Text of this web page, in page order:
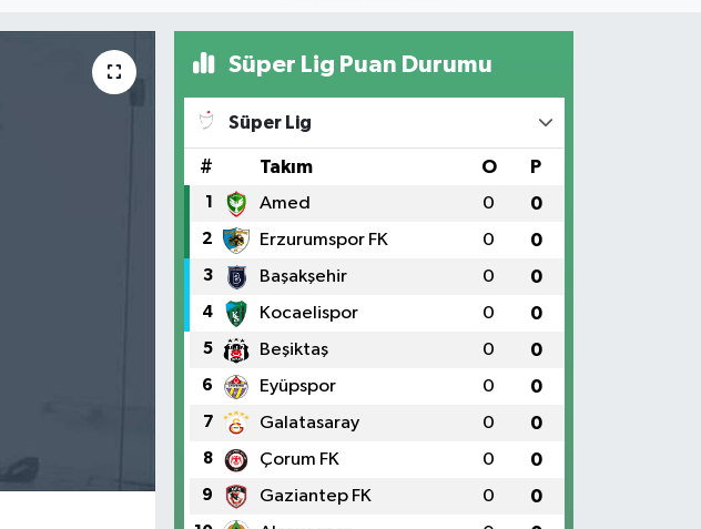
Süper Lig Puan Durumu
Süper Lig
# Takım O P
1 Amed 0 0
2 Erzurumspor FK 0 0
3 Başakşehir 0 0
4 Kocaelispor 0 0
5 Beşiktaş 0 0
6 Eyüpspor 0 0
7 Galatasaray 0 0
8 Çorum FK 0 0
9 Gaziantep FK 0 0